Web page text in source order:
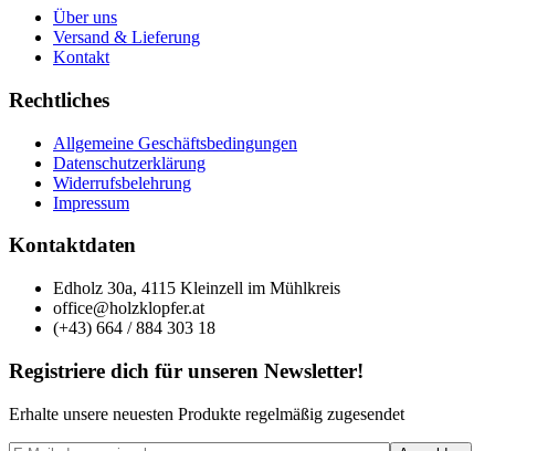
Über uns
Versand & Lieferung
Kontakt
Rechtliches
Allgemeine Geschäftsbedingungen
Datenschutzerklärung
Widerrufsbelehrung
Impressum
Kontaktdaten
Edholz 30a, 4115 Kleinzell im Mühlkreis
office@holzklopfer.at
(+43) 664 / 884 303 18
Registriere dich für unseren Newsletter!
Erhalte unsere neuesten Produkte regelmäßig zugesendet